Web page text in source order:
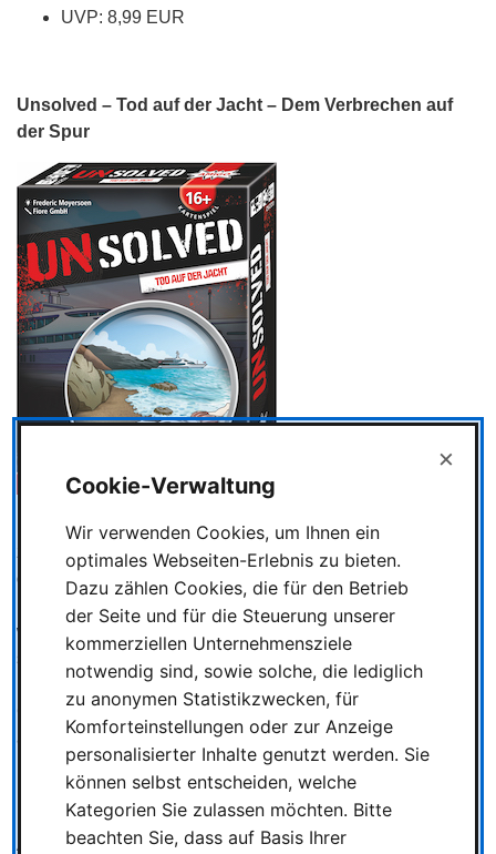
UVP: 8,99 EUR
Unsolved – Tod auf der Jacht – Dem Verbrechen auf
der Spur
Mord oder Unfall? Mehrere Todesfälle auf hoher See sind
zu lösen und es zählt jedes Detail! Bei Unsolved – Tod auf
der Jacht, dem zweiten Streich der Unsolved-
KrimispielReihe, läuft die Aufklärung der drei Kapitel
wieder ausschließlich über Bilder: Alle Spielenden
schauen sich gemeinsam Bildkarten an und tauschen sich
über mögliche Indizien aus, die zur Lösung beitragen.
Gemeinsam entscheiden sie, welche 12 Karten sie offen
auslegen, um damit die wichtigen Fragen des Falls zu
klären: Wer ist das Opfer? Gibt es eine Tatwaffe? Und wer
hat das Opfer aus welchem Grund getötet? Oder war es ein
Unfall? Ein Krimispiel, bei dem man unbedingt seine
Augen offenhalten sollte.
Cookie-Verwaltung
×
Wir verwenden Cookies, um Ihnen ein
optimales Webseiten-Erlebnis zu bieten.
Dazu zählen Cookies, die für den Betrieb
der Seite und für die Steuerung unserer
kommerziellen Unternehmensziele
notwendig sind, sowie solche, die lediglich
zu anonymen Statistikzwecken, für
Komforteinstellungen oder zur Anzeige
personalisierter Inhalte genutzt werden. Sie
können selbst entscheiden, welche
Kategorien Sie zulassen möchten. Bitte
beachten Sie, dass auf Basis Ihrer